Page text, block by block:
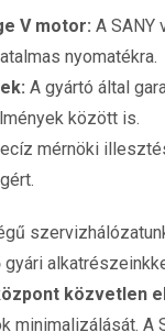
V motor: A SANY
nyomatékra.
A gyártó által
között is.
mérnöki
közvetlen
minimalizálását. A